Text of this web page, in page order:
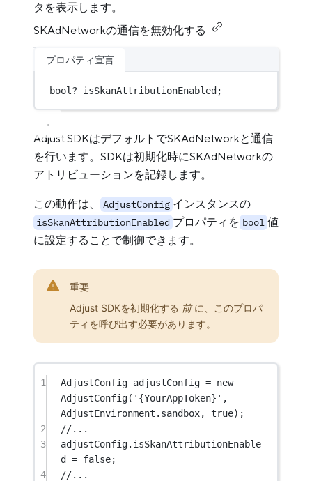
タを表示します。
SKAdNetworkの通信を無効化する
プロパティ宣言
bool ? isSkanAttributionEnabled;
Adjust SDKはデフォルトでSKAdNetworkと通信
を行います。SDKは初期化時にSKAdNetworkの
アトリビューションを記録します。
この動作は、 AdjustConfig インスタンスの
isSkanAttributionEnabled プロパティを bool 値
に設定することで制御できます。
重要
Adjust SDKを初期化する 前に、このプロパ
ティを呼び出す必要があります。
1 AdjustConfig adjustConfig = new
AdjustConfig( '{YourAppToken}'
AdjustEnvironment .sandbox, true);
2
//...
3
adjustConfig.isSkanAttributionEnable
d = false;
4
//...